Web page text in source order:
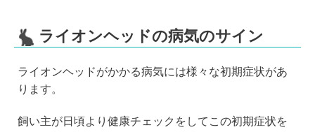
ライオンヘッドの病気のサイン
ライオンヘッドがかかる病気には様々な初期症状があ
ります。
飼い主が日頃より健康チェックをしてこの初期症状を